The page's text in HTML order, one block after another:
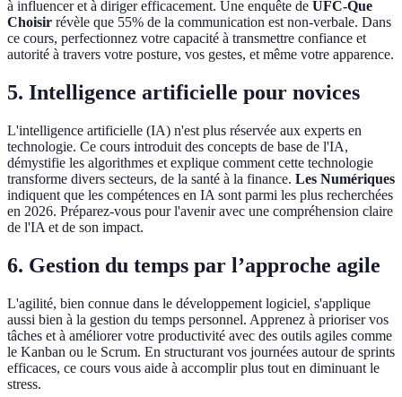
à influencer et à diriger efficacement. Une enquête de UFC-Que
Choisir révèle que 55% de la communication est non-verbale. Dans
ce cours, perfectionnez votre capacité à transmettre confiance et
autorité à travers votre posture, vos gestes, et même votre apparence.
5. Intelligence artificielle pour novices
L'intelligence artificielle (IA) n'est plus réservée aux experts en
technologie. Ce cours introduit des concepts de base de l'IA,
démystifie les algorithmes et explique comment cette technologie
transforme divers secteurs, de la santé à la finance. Les Numériques
indiquent que les compétences en IA sont parmi les plus recherchées
en 2026. Préparez-vous pour l'avenir avec une compréhension claire
de l'IA et de son impact.
6. Gestion du temps par l’approche agile
L'agilité, bien connue dans le développement logiciel, s'applique
aussi bien à la gestion du temps personnel. Apprenez à prioriser vos
tâches et à améliorer votre productivité avec des outils agiles comme
le Kanban ou le Scrum. En structurant vos journées autour de sprints
efficaces, ce cours vous aide à accomplir plus tout en diminuant le
stress.